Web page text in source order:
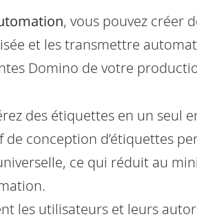
, vous pouvez créer
et les transmettre
Domino de votre
des étiquettes en un seul
conception d’étiquettes
ce qui réduit au
les utilisateurs et leurs